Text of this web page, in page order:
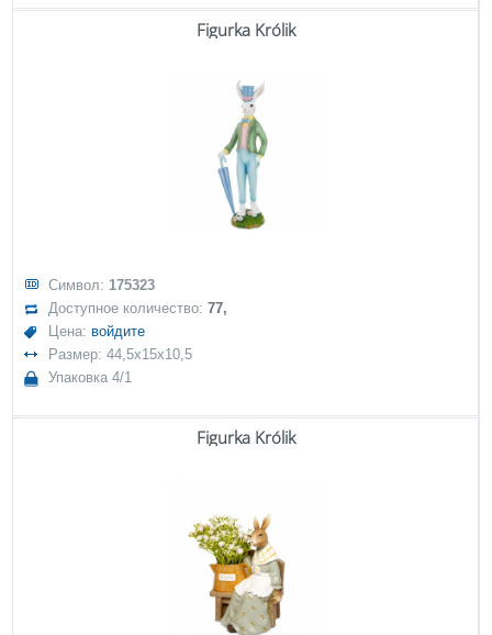
Figurka Królik
Символ: 175323
Доступное количество:77,
Цена: войдите
Размер: 44,5x15x10,5
Упаковка 4/1
Figurka Królik